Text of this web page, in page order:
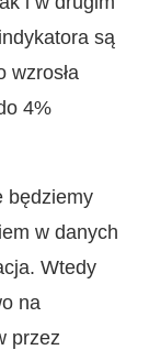
są
wzrosła
4%
będziemy
w danych
Wtedy
na
przez